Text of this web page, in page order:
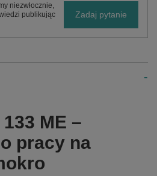
niezwłocznie,
publikując
Zadaj pytanie
133 ME –
pracy na